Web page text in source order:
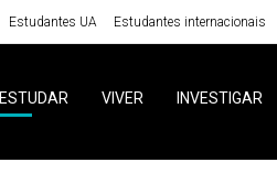
Estudantes UA Estudantes internacionais
ESTUDAR VIVER INVESTIGAR